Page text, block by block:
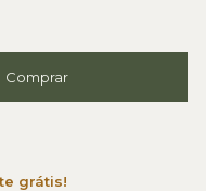
grátis!